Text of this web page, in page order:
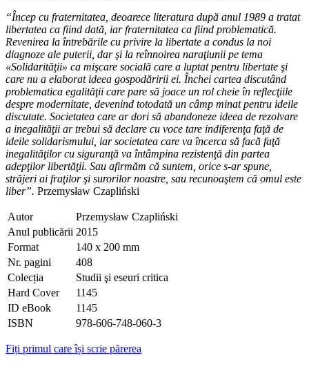
“Încep cu fraternitatea, deoarece literatura după anul 1989 a tratat
libertatea ca fiind dată, iar fraternitatea ca fiind problematică.
Revenirea la întrebările cu privire la libertate a condus la noi
diagnoze ale puterii, dar şi la reînnoirea naraţiunii pe tema
«Solidarităţii» ca mişcare socială care a luptat pentru libertate şi
care nu a elaborat ideea gospodăririi ei. Închei cartea discutând
problematica egalităţii care pare să joace un rol cheie în reflecţiile
despre modernitate, devenind totodată un câmp minat pentru ideile
discutate. Societatea care ar dori să abandoneze ideea de rezolvare
a inegalităţii ar trebui să declare cu voce tare indiferenţa faţă de
ideile solidarismului, iar societatea care va încerca să facă faţă
inegalităţilor cu siguranţă va întâmpina rezistenţă din partea
adepţilor libertăţii. Sau afirmăm că suntem, orice s-ar spune,
străjeri ai fraţilor şi surorilor noastre, sau recunoaştem că omul este
liber”. Przemysław Czapliński
Autor
Przemysław Czapliński
Anul publicării 2015
Format
140 x 200 mm
Nr. pagini
408
Colecția
Studii şi eseuri critica
Hard Cover
1145
ID eBook
1145
ISBN
978-606-748-060-3
Fiți primul care își scrie părerea